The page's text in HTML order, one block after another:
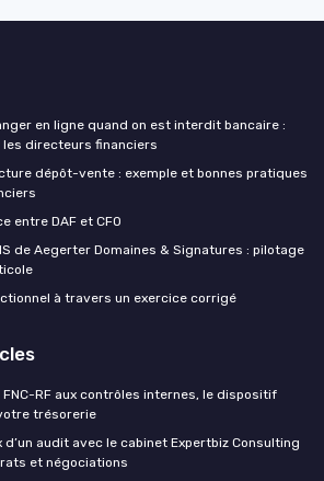
en ligne quand on est interdit bancaire :
directeurs financiers
dépôt-vente : exemple et bonnes pratiques
entre DAF et CFO
de Aegerter Domaines & Signatures : pilotage
à travers un exercice corrigé
RF aux contrôles internes, le dispositif
trésorerie
audit avec le cabinet Expertbiz Consulting
et négociations